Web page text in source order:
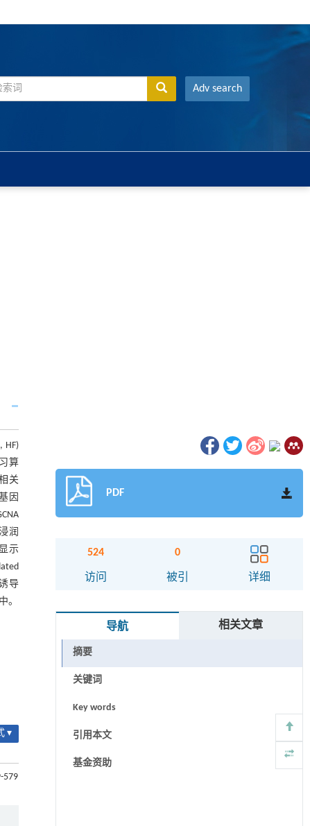
Adv search
HF)
算
关
因
润
示
导
。
▾
579
PDF
524
访问
0
被引 详细
导航 相关文章
摘要
关键词
Key words
引用本文
基金资助